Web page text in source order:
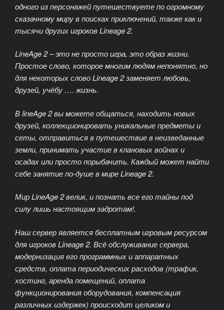
одного из персонажей путешествуете по огромному
сказачному миру в поисках приключений, также как и
тысячи других игроков Lineage 2.
LineAge 2 – это не просто игра, это образ жизни.
Простое слово, которое многим людям непонятно, но
для некоторых слово Lineage 2 заменяет любовь,
друзей, учёбу …. жизнь.
В lineAge 2 вы можете общаться, находить новых
друзей, коллекционировать уникальные предметы и
сеты, отправиться в путешествие в неизведанные
земли, принимать участие в клановых войнах и
осадах или просто порыбачить. Каждый может найти
себе занятие по-душе в мире Lineage 2.
Мир LineAge 2 велик, и познать все его тайны под
силу лишь настоящим задротам!.
Наш сервер является бесплатным игровым ресурсом
для игроков Lineage 2. Всё обслуживание сервера,
модернизация его программных и аппаратных
средств, оплата периодических расходов (трафик,
хостинг, аренда помещений, оплата
функционирования оборудования, компенсация
различных издержек) происходит целиком и